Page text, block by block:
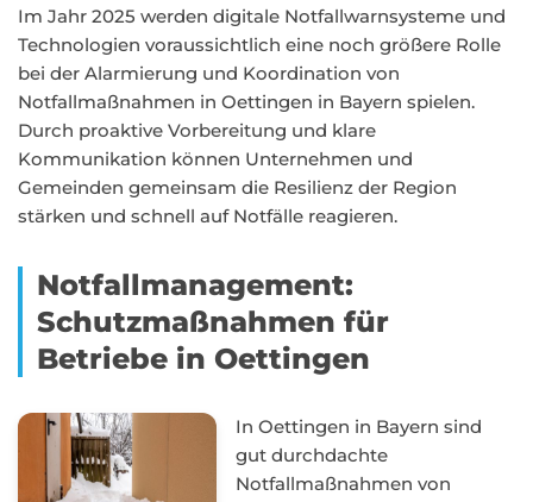
Im Jahr 2025 werden digitale Notfallwarnsysteme und
Technologien voraussichtlich eine noch größere Rolle
bei der Alarmierung und Koordination von
Notfallmaßnahmen in Oettingen in Bayern spielen.
Durch proaktive Vorbereitung und klare
Kommunikation können Unternehmen und
Gemeinden gemeinsam die Resilienz der Region
stärken und schnell auf Notfälle reagieren.
Notfallmanagement:
Schutzmaßnahmen für
Betriebe in Oettingen
In Oettingen in Bayern sind
gut durchdachte
Notfallmaßnahmen von